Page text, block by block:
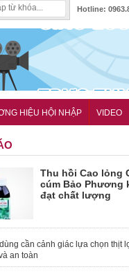
Hotline:
HIỆU HỘI NHẬP VIDEO
Thu hồi Cao lỏng
cúm Bảo Phương
đạt chất lượng
cần cảnh giác lựa chọn thịt
an toàn